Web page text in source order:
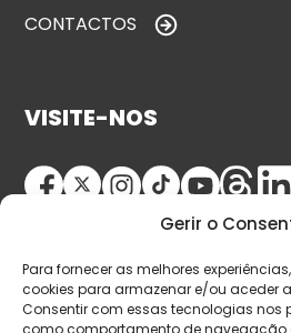
Gerir o
Para fornecer as melhores
cookies para armazenar e/ou aceder
Consentir com essas tecnologias nos
como comportamento de navegação
CONTACTOS
VISITE-NOS